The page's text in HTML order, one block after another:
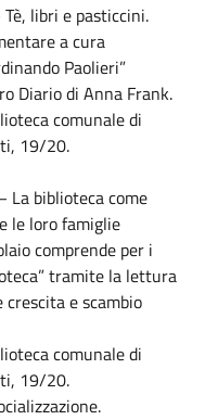
libri e pasticcini.
a cura
Paolieri”
Diario di Anna Frank.
comunale di
19/20.
La biblioteca come
le loro famiglie
comprende per i
tramite la lettura
e scambio
comunale di
19/20.